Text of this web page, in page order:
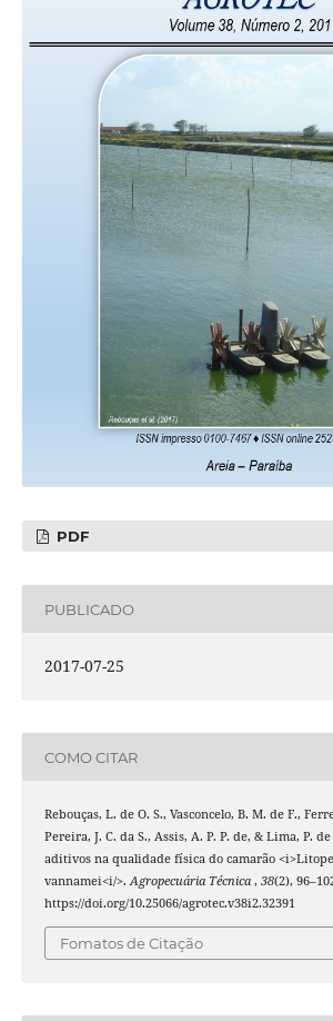
PDF
PUBLICADO
2017-07-25
COMO CITAR
Rebouças, L. de O. S., Vasconcelo, B. M. de F.,
Pereira, J. C. da S., Assis, A. P. P. de, & Lima, P.
aditivos na qualidade física do camarão
vannamei<i/>.Agropecuária Técnica , 38(2),
https://doi.org/10.25066/agrotec.v38i2.32391
Fomatos de Citação